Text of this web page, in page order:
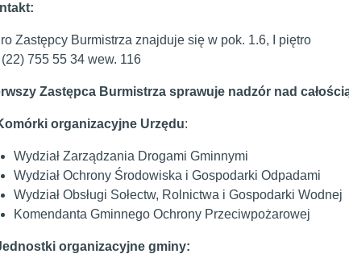
Zastępcy Burmistrza znajduje się w pok. 1.6, I piętro
755 55 34 wew. 116
Zastępca Burmistrza sprawuje nadzór nad
organizacyjne Urzędu:
Wydział Zarządzania Drogami Gminnymi
Wydział Ochrony Środowiska i Gospodarki Odpadami
Wydział Obsługi Sołectw, Rolnictwa i Gospodarki Wodnej
Komendanta Gminnego Ochrony Przeciwpożarowej
organizacyjne gminy: